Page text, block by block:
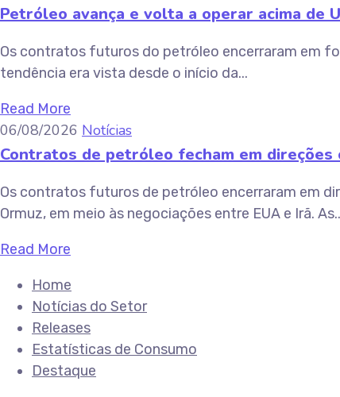
Petróleo avança e volta a operar acima de
Os contratos futuros do petróleo encerraram em
tendência era vista desde o início da...
Read More
06/08/2026 Notícias
Contratos de petróleo fecham em
Os contratos futuros de petróleo encerraram em
Ormuz, em meio às negociações entre EUA e Irã.
Read More
Home
Notícias do Setor
Releases
Estatísticas de Consumo
Destaque